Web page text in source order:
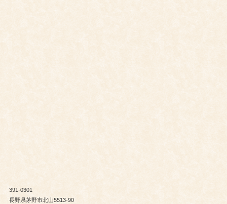
391-0301
長野県茅野市北山5513-90